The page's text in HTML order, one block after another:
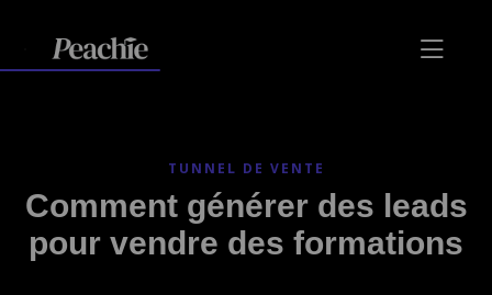
TUNNEL DE VENTE
Comment générer des leads
pour vendre des formations